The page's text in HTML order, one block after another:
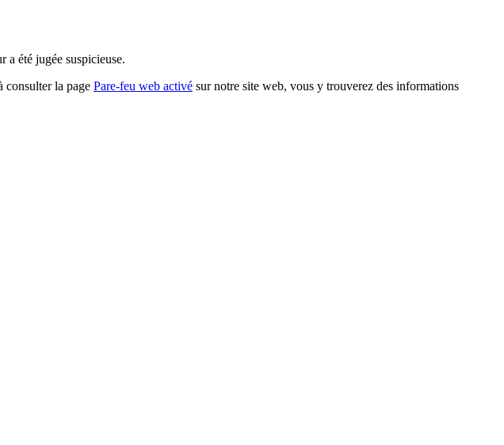
a été jugée suspicieuse.
consulter la page Pare-feu web activé sur notre site web, vous y trouverez des informations